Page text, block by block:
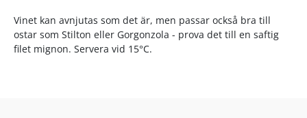
Vinet kan avnjutas som det är, men passar också bra till
ostar som Stilton eller Gorgonzola - prova det till en saftig
filet mignon. Servera vid 15°C.